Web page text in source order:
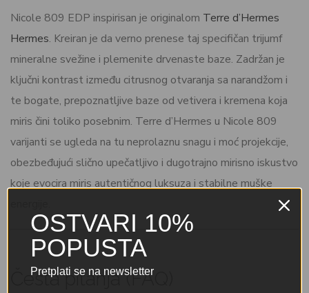
Nicole 809 EDP inspirisan je originalom Terre d’Hermes
Hermes. Kreiran je da verno prenese taj specifičan trijumf
mineralne svežine i plemenite drvenaste baze. Zadržan je
ključni kontrast između citrusnog otvaranja sa narandžom i
te bogate, prepoznatljive baze od vetivera i kremena koja
miris čini toliko posebnim. Terre d’Hermes u Nicole 809
varijanti se ugleda na tu neprolaznu snagu i moć projekcije,
obezbeđujući slično upečatljivo i dugotrajno mirisno iskustvo
koje evocira miris autentičnog luksuza i stabilne muške
Česta pitanja (FAQ)
OSTVARI 10%
POPUSTA
Pretplati se na newsletter